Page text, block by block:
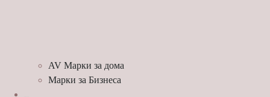
AV Марки за дома
Марки за Бизнеса